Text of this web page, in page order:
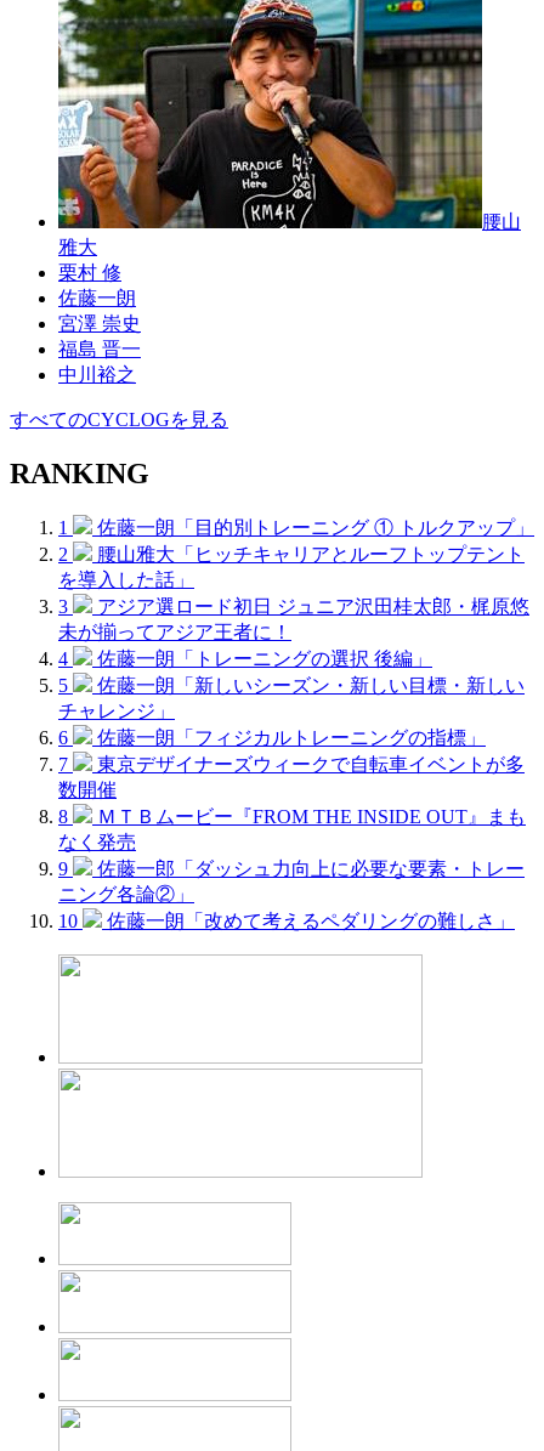
腰山
雅大
栗村 修
佐藤一朗
宮澤 崇史
福島 晋一
中川裕之
すべてのCYCLOGを見る
RANKING
1
佐藤一朗「目的別トレーニング ① トルクアップ」
2
腰山雅大「ヒッチキャリアとルーフトップテント
を導入した話」
3
アジア選ロード初日 ジュニア沢田桂太郎・梶原悠
未が揃ってアジア王者に！
4
佐藤一朗「トレーニングの選択 後編」
5
佐藤一朗「新しいシーズン・新しい目標・新しい
チャレンジ」
6
佐藤一朗「フィジカルトレーニングの指標」
7
東京デザイナーズウィークで自転車イベントが多
数開催
8
ＭＴＢムービー『FROM THE INSIDE OUT』まも
なく発売
9
佐藤一郎「ダッシュ力向上に必要な要素・トレー
ニング各論②」
10
佐藤一朗「改めて考えるペダリングの難しさ」